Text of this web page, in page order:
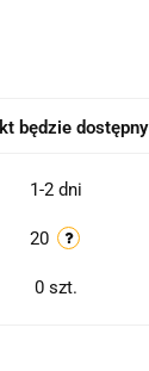
będzie dostępny
1-2 dni
20
0 szt.